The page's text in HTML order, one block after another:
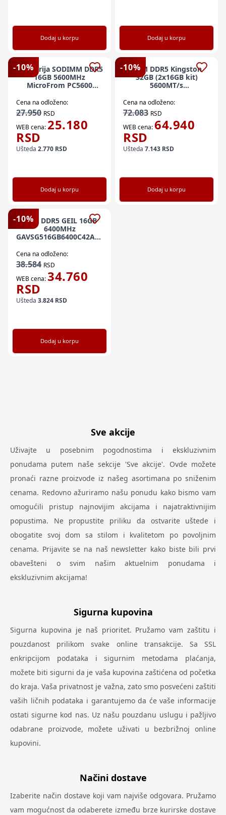
Dodaj u korpu Dodaj u korpu
-10%
Memorija SODIMM DDR5
16GB 5600MHz
MicroFrom PC5600
Cena na odloženo:
27.950 RSD
WEB cena: 25.180
RSD
Ušteda 2.770 RSD
Dodaj u korpu
-10%
RAM DDR5 Kingston
32GB (2x16GB kit)
5600MT/s
Fury Beast RGB EXPO
Cena na odloženo:
72.083 RSD
WEB cena:64.940
RSD
Ušteda 7.143 RSD
Dodaj u korpu
-10%
RAM DDR5 GEIL 16GB
6400MHz
GAVSG516GB6400C42ASC
Cena na odloženo:
38.584 RSD
WEB cena:34.760
RSD
Ušteda 3.824 RSD
Dodaj u korpu
Sve akcije
Uživajte u posebnim pogodnostima i ekskluzivnim
ponudama putem naše sekcije 'Sve akcije'. Ovde možete
pronaći razne proizvode iz našeg asortimana po sniženim
cenama. Redovno ažuriramo našu ponudu kako bismo vam
omogućili pristup najnovijim akcijama i najatraktivnijim
popustima. Ne propustite priliku da ostvarite uštede i
obogatite svoj dom sa stilom i kvalitetom po povoljnim
cenama. Prijavite se na naš newsletter kako biste bili prvi
obavešteni o svim našim aktuelnim ponudama i
ekskluzivnim akcijama!
Sigurna kupovina
Sigurna kupovina je naš prioritet. Pružamo vam zaštitu i
pouzdanost prilikom svake online transakcije. Sa SSL
enkripcijom podataka i sigurnim metodama plaćanja,
možete biti sigurni da je vaša kupovina zaštićena od početka
do kraja. Vaša privatnost je važna, zato smo posvećeni zaštiti
vaših ličnih podataka i garantujemo da će vaše informacije
ostati sigurne kod nas. Uz našu pouzdanu uslugu i pažljivo
odabrane proizvode, možete uživati u bezbrižnoj online
kupovini.
Načini dostave
Izaberite način dostave koji vam najviše odgovara. Pružamo
vam mogućnost da odaberete između brze kurirske dostave